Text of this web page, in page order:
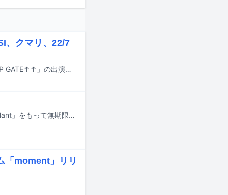
、クマリ、22/7
5月6、7日に東京・新宿の歌舞伎町で行われるサーキットイベント「歌舞伎町 UP GATE↑↑」の出演者第2弾が発表された。
クロスノエシスが5月20日に東京・LIQUIDROOMで開催するワンマンライブ「plant」をもって無期限で活動を休止する。
「moment」リリ